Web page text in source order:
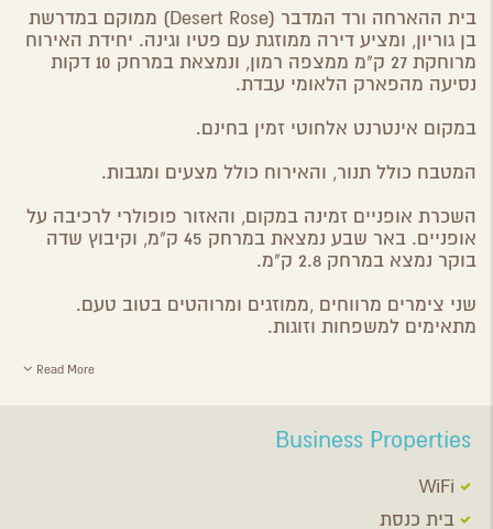
Email
Twitter
Google
Plus
בית ההארחה ורד המדבר (Desert Rose) ממוקם במדרשת
בן גוריון, ומציע דירה ממוזגת עם פטיו וגינה. יחידת האירוח
מרוחקת 27 ק"מ ממצפה רמון, ונמצאת במרחק 10 דקות
נסיעה מהפארק הלאומי עבדת.
במקום אינטרנט אלחוטי זמין בחינם.
המטבח כולל תנור, והאירוח כולל מצעים ומגבות.
השכרת אופניים זמינה במקום, והאזור פופולרי לרכיבה על
אופניים. באר שבע נמצאת במרחק 45 ק"מ, וקיבוץ שדה
בוקר נמצא במרחק 2.8 ק"מ.
שני צימרים מרווחים ,ממוזגים ומרוהטים בטוב טעם.
מתאימים למשפחות וזוגות.
Read More
Business Properties
WiFi
בית כנסת